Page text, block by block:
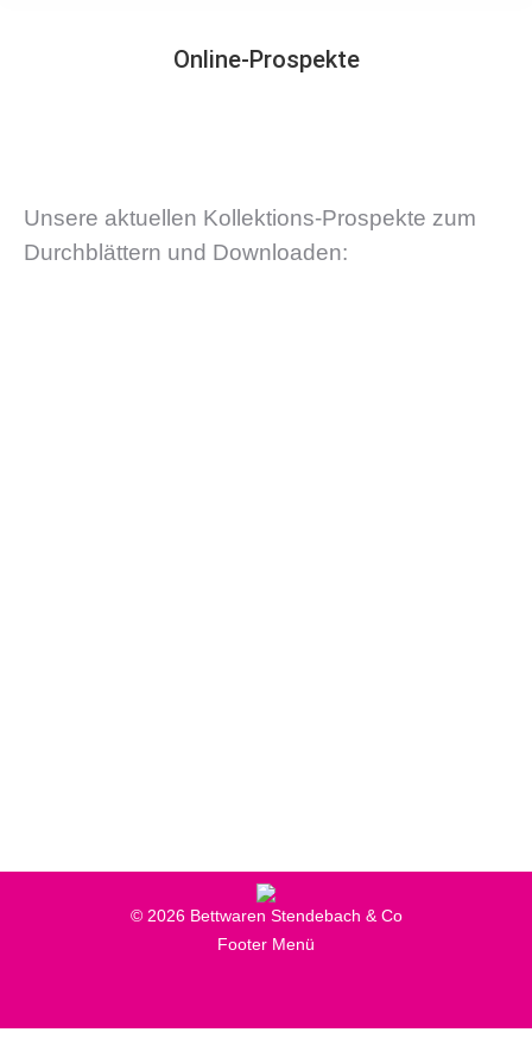
Online-Prospekte
Unsere aktuellen Kollektions-Prospekte zum
Durchblättern und Downloaden:
© 2026 Bettwaren Stendebach & Co
Footer Menü